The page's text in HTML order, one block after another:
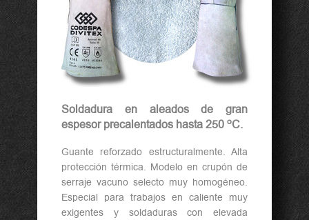
Soldadura en aleados de gran
espesor precalentados hasta 250 oC.
Guante reforzado estructuralmente. Alta
protección térmica. Modelo en crupón de
serraje vacuno selecto muy homogéneo.
Especial para trabajos en caliente muy
exigentes y soldaduras con elevada